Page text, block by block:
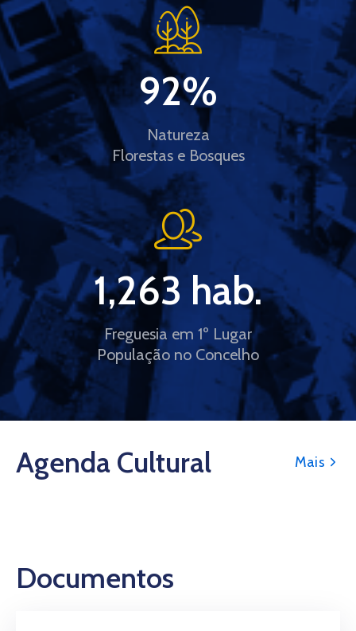
Natureza
Florestas e Bosques
92%
Freguesia em 1º Lugar
População no Concelho
1,263 hab.
Agenda Cultural Mais
Documentos